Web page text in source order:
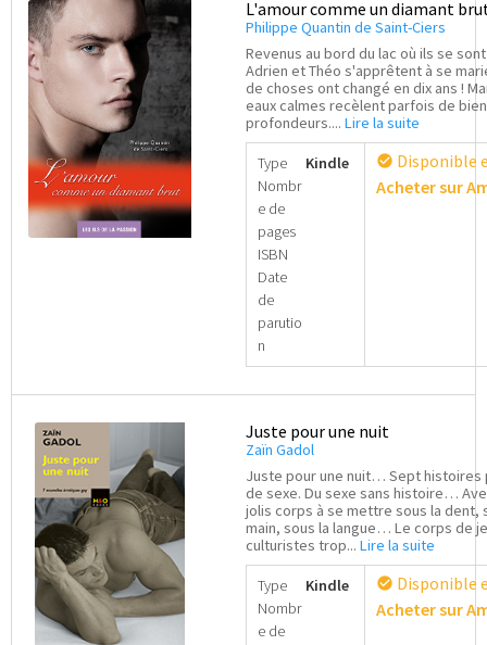
L'amour comme un diamant
Philippe Quantin de Saint-Ciers
Revenus au bord du lac où ils se
Adrien et Théo s'apprêtent à se
de choses ont changé en dix ans !
eaux calmes recèlent parfois de
profondeurs.... Lire la suite
Type
Nombr
e de
pages
ISBN
Date
de
parutio
n
Kindle check_circle Disponible
Acheter sur
Juste pour une nuit
Zaïn Gadol
Juste pour une nuit… Sept histoires
de sexe. Du sexe sans histoire…
jolis corps à se mettre sous la dent,
main, sous la langue… Le corps de
culturistes trop... Lire la suite
Type
Nombr
e de
Kindle check_circle Disponible
Acheter sur